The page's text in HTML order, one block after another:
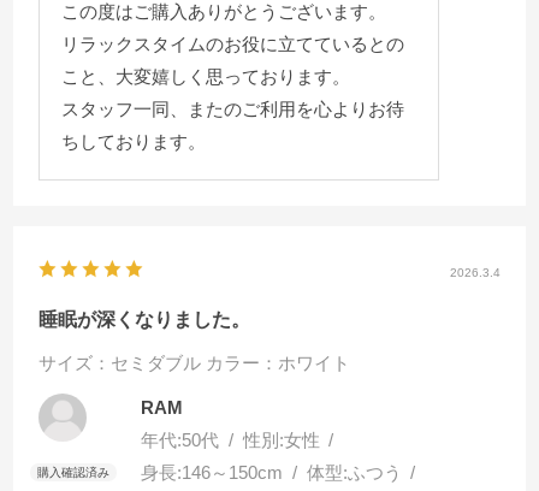
この度はご購入ありがとうございます。
リラックスタイムのお役に立てているとの
こと、大変嬉しく思っております。
スタッフ一同、またのご利用を心よりお待
ちしております。
2026.3.4
睡眠が深くなりました。
サイズ：セミダブル カラー：ホワイト
RAM
年代:50代 性別:女性
身長:146～150cm 体型:ふつう